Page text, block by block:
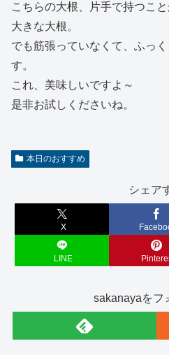
こちらの大根、片手で持つこ
大きな大根。
でも筋張っていなくて、ふっ
す。
これ、美味しいですよ～
是非お試しくださいね。
本日のおすすめ
シェア
X
LINE
sakanayaをフ